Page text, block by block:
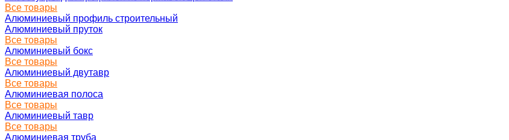
Все товары
Алюминиевый профиль строительный
Алюминиевый пруток
Все товары
Алюминиевый бокс
Все товары
Алюминиевый двутавр
Все товары
Алюминиевая полоса
Все товары
Алюминиевый тавр
Все товары
Алюминиевая труба